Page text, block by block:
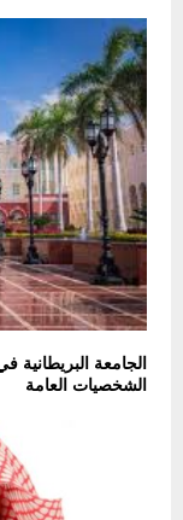
الجامعة البريطانية
الشخصيات العامة